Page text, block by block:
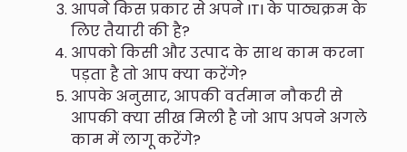
आपने किस प्रकार से अपने ITI के पाठ्यक्रम के
लिए तैयारी की है?
आपको किसी और उत्पाद के साथ काम करना
पड़ता है तो आप क्या करेंगे?
आपके अनुसार, आपकी वर्तमान नौकरी से
आपकी क्या सीख मिली है जो आप अपने अगले
काम में लागू करेंगे?